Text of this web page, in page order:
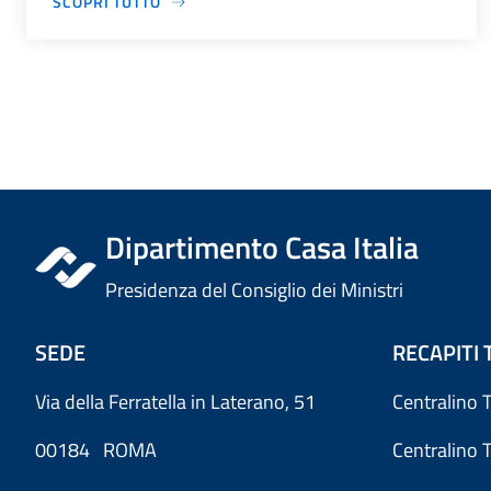
Dipartimento Casa Italia
Presidenza del Consiglio dei Ministri
SEDE
Via della Ferratella in Laterano, 51
00184 ROMA
RECAPITI
Centralino
Centralino